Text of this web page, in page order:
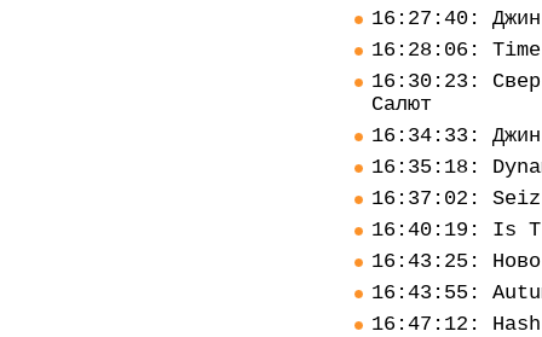
16:27:40:
16:28:06:
16:30:23:
Салют
16:34:33:
16:35:18:
16:37:02:
16:40:19: Is
16:43:25:
16:43:55:
16:47:12: